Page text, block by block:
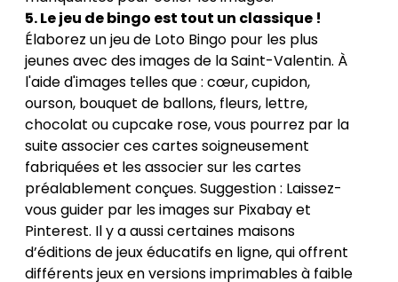
5. Le jeu de bingo est tout un classique !
Élaborez un jeu de Loto Bingo pour les plus
jeunes avec des images de la Saint-Valentin. À
l'aide d'images telles que : cœur, cupidon,
ourson, bouquet de ballons, fleurs, lettre,
chocolat ou cupcake rose, vous pourrez par la
suite associer ces cartes soigneusement
fabriquées et les associer sur les cartes
préalablement conçues. Suggestion : Laissez-
vous guider par les images sur Pixabayet
Pinterest. Il y a aussi certaines maisons
d’éditions de jeux éducatifs en ligne, qui offrent
différents jeux en versions imprimables à faible